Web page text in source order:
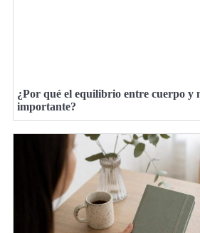
¿Por qué el equilibrio entre cuerpo y
importante?